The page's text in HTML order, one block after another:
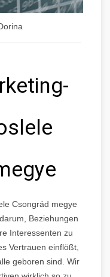
Csongrád megye
Beziehungen
Interessenten zu
Vertrauen einflößt,
geboren sind. Wir